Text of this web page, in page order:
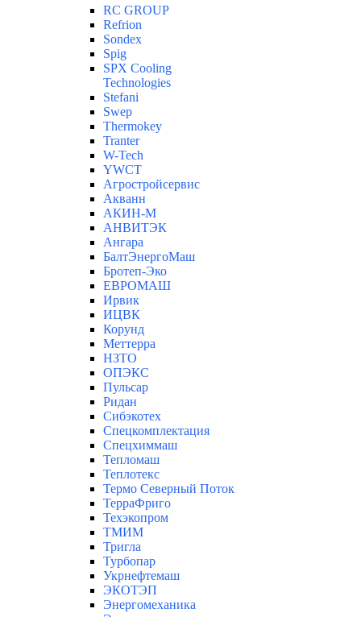
RC GROUP
Refrion
Sondex
Spig
SPX Cooling
Technologies
Stefani
Swep
Thermokey
Tranter
W-Tech
YWCT
Агростройсервис
Акванн
АКИН-М
АНВИТЭК
Ангара
БалтЭнергоМаш
Бротеп-Эко
ЕВРОМАШ
Ирвик
ИЦВК
Корунд
Меттерра
НЗТО
ОПЭКС
Пульсар
Ридан
Сибэкотех
Спецкомплектация
Спецхиммаш
Тепломаш
Теплотекс
Термо Северный Поток
ТерраФриго
Техэкопром
ТМИМ
Тригла
Турбопар
Укрнефтемаш
ЭКОТЭП
Энергомеханика